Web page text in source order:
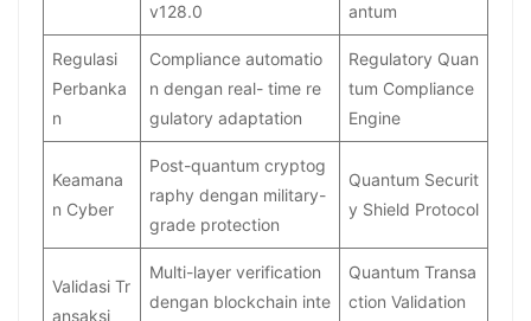
v128.0
antum
Regulasi
Perbanka
n
Compliance automatio
n dengan real- time re
gulatory adaptation
Regulatory Quan
tum Compliance
Engine
Keamana
n Cyber
Post-quantum cryptog
raphy dengan military-
grade protection
Quantum Securit
y Shield Protocol
Validasi Tr
ansaksi
Multi-layer verification
dengan blockchain inte
Quantum Transa
ction Validation